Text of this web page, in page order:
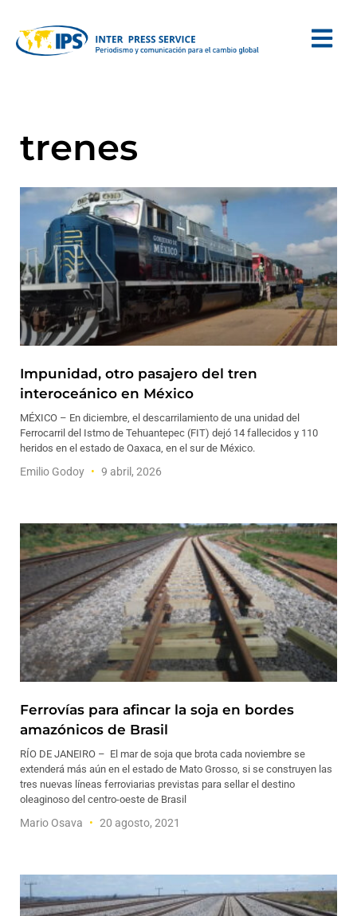
trenes
Impunidad, otro pasajero del tren
interoceánico en México
MÉXICO – En diciembre, el descarrilamiento de una unidad del
Ferrocarril del Istmo de Tehuantepec (FIT) dejó 14 fallecidos y 110
heridos en el estado de Oaxaca, en el sur de México.
Emilio Godoy 9 abril, 2026
Ferrovías para afincar la soja en bordes
amazónicos de Brasil
RÍO DE JANEIRO – El mar de soja que brota cada noviembre se
extenderá más aún en el estado de Mato Grosso, si se construyen las
tres nuevas líneas ferroviarias previstas para sellar el destino
oleaginoso del centro-oeste de Brasil
Mario Osava 20 agosto, 2021